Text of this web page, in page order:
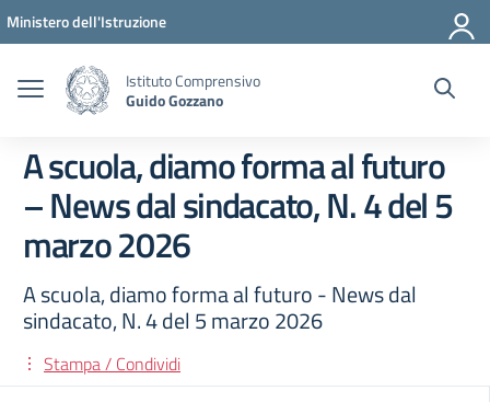
Vai ai contenuti
Vai al menu di navigazione
Vai al footer
Ministero dell'Istruzione
Istituto Comprensivo
Guido Gozzano
A scuola, diamo forma al futuro
– News dal sindacato, N. 4 del 5
marzo 2026
A scuola, diamo forma al futuro - News dal
sindacato, N. 4 del 5 marzo 2026
Stampa / Condividi